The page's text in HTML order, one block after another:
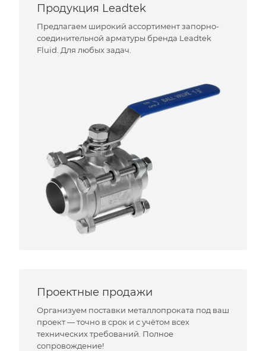
Продукция Leadtek
Предлагаем широкий ассортимент запорно-
соединительной арматуры бренда Leadtek
Fluid. Для любых задач.
Проектные продажи
Организуем поставки металлопроката под ваш
проект — точно в срок и с учётом всех
технических требований. Полное
сопровождение!